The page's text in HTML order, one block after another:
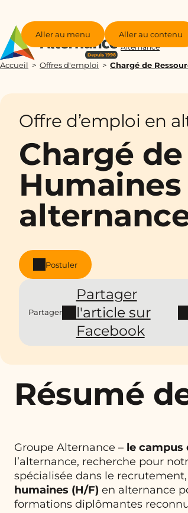
Aller au menu Aller au contenu
Groupe
Alternance
Accueil Offres d'emploi Chargé de
Offre d’emploi en
Chargé
Humaines
Postuler
Partager
Partager
l'article sur
Facebook
Résumé
Groupe Alternance – le campus
l’alternance, recherche pour
spécialisée dans le
humaines (H/F) en alternance
formations diplômantes